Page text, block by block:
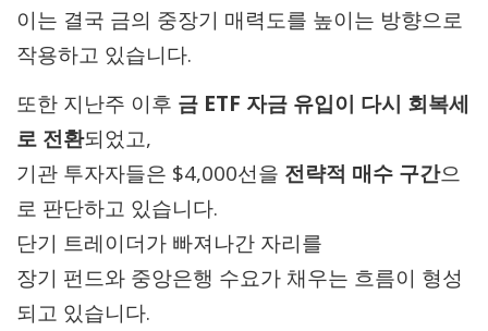
이는 결국 금의 중장기 매력도를 높이는 방향으로
작용하고 있습니다.
또한 지난주 이후 금 ETF 자금 유입이 다시 회복세
로 전환되었고,
기관 투자자들은 $4,000선을 전략적 매수 구간으
로 판단하고 있습니다.
단기 트레이더가 빠져나간 자리를
장기 펀드와 중앙은행 수요가 채우는 흐름이 형성
되고 있습니다.